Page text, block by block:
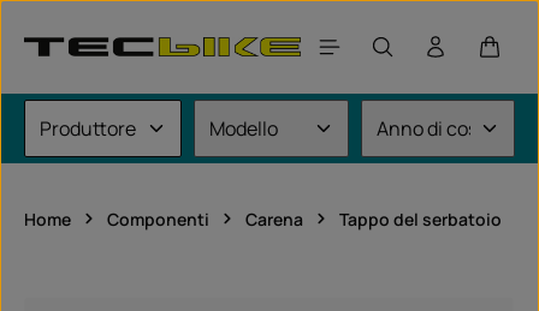
Il
Home Componenti Carena Tappo del serbatoio